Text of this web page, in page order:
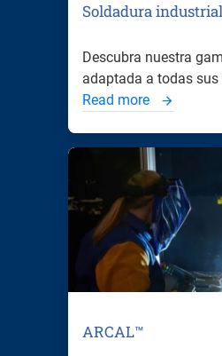
Soldadura industrial
Descubra nuestra
adaptada a todas sus
Read more
ARCAL™